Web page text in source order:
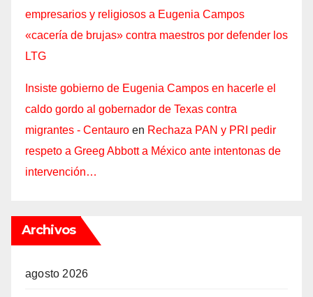
empresarios y religiosos a Eugenia Campos
«cacería de brujas» contra maestros por defender los
LTG
Insiste gobierno de Eugenia Campos en hacerle el
caldo gordo al gobernador de Texas contra
migrantes - Centauro en Rechaza PAN y PRI pedir
respeto a Greeg Abbott a México ante intentonas de
intervención…
Archivos
agosto 2026